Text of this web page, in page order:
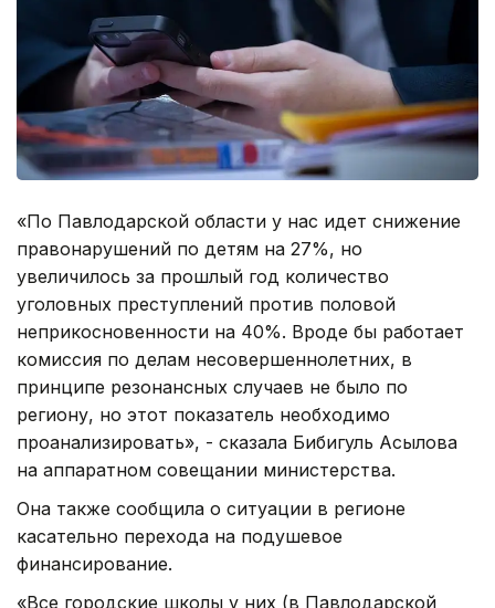
«По Павлодарской области у нас идет снижение
правонарушений по детям на 27%, но
увеличилось за прошлый год количество
уголовных преступлений против половой
неприкосновенности на 40%. Вроде бы работает
комиссия по делам несовершеннолетних, в
принципе резонансных случаев не было по
региону, но этот показатель необходимо
проанализировать», - сказала Бибигуль Асылова
на аппаратном совещании министерства.
Она также сообщила о ситуации в регионе
касательно перехода на подушевое
финансирование.
«Все городские школы у них (в Павлодарской